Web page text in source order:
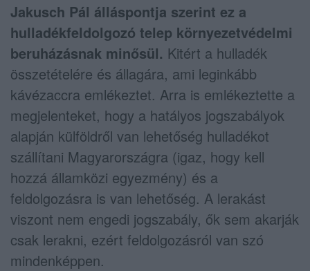
Jakusch Pál álláspontja szerint ez a
hulladékfeldolgozó telep környezetvédelmi
beruházásnak minősül. Kitért a hulladék
összetételére és állagára, ami leginkább
kávézaccra emlékeztet. Arra is emlékeztette a
megjelenteket, hogy a hatályos jogszabályok
alapján külföldről van lehetőség hulladékot
szállítani Magyarországra (igaz, hogy kell
hozzá államközi egyezmény) és a
feldolgozásra is van lehetőség. A lerakást
viszont nem engedi jogszabály, ők sem akarják
csak lerakni, ezért feldolgozásról van szó
mindenképpen.